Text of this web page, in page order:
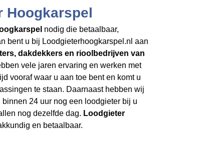
Hoogkarspel
nodig die betaalbaar,
bent u bij Loodgieterhoogkarspel.nl aan
dakdekkers en rioolbedrijven van
vele jaren ervaring en werken met
vooraf waar u aan toe bent en komt u
te staan. Daarnaast hebben wij
24 uur nog een loodgieter bij u
nog dezelfde dag. Loodgieter
en betaalbaar.